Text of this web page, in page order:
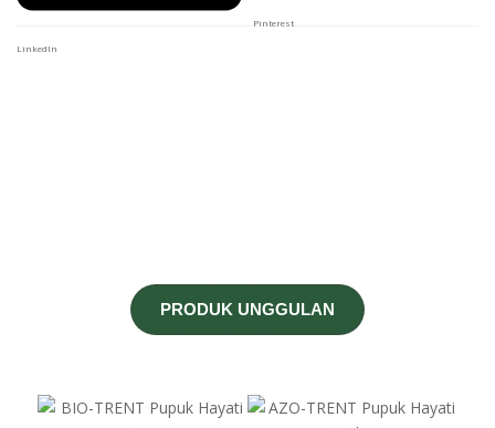
LinkedIn
Pinterest
PRODUK UNGGULAN